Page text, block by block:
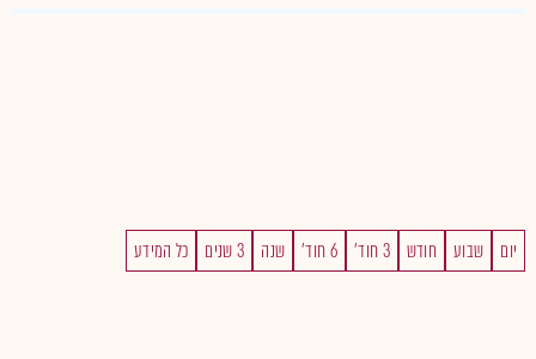
יום שבוע חודש 3 חוד' 6 חוד' שנה 3 שנים כל המידע